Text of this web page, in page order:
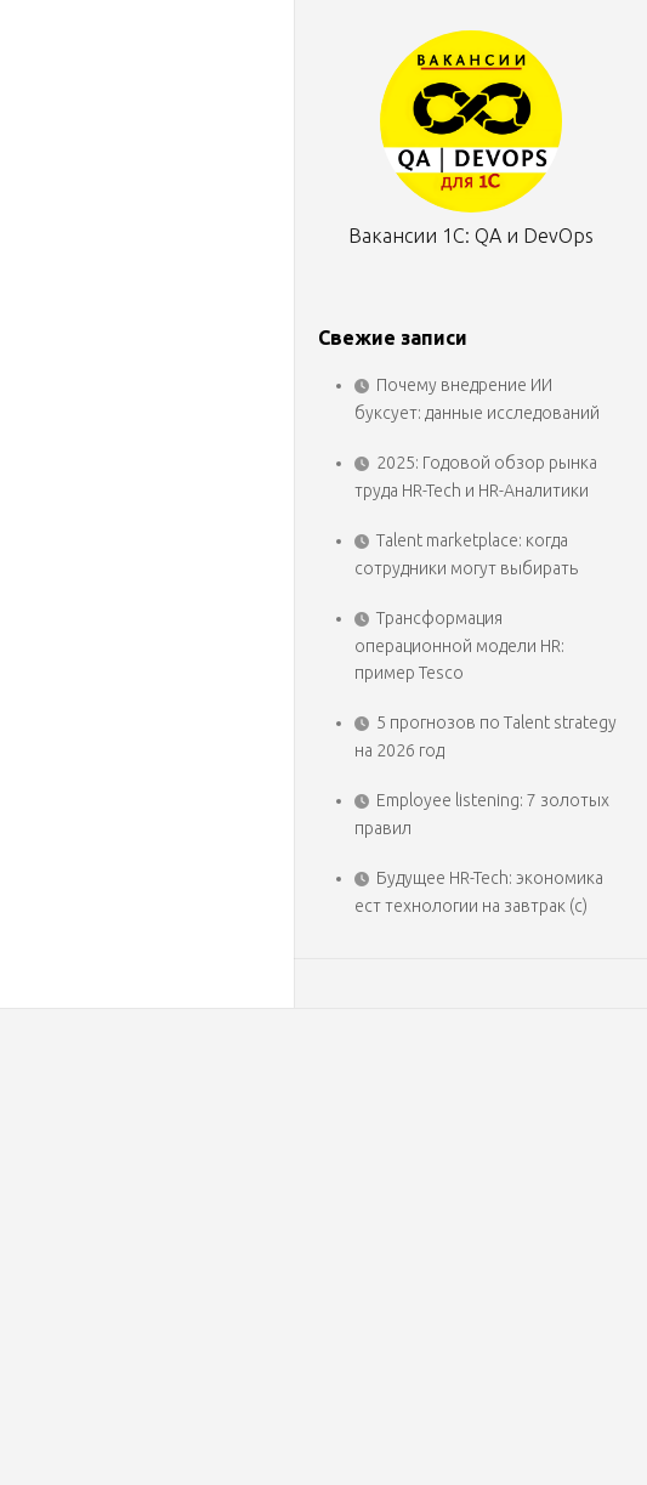
Вакансии 1С: QA и DevOps
Свежие записи
Почему внедрение ИИ
буксует: данные исследований
2025: Годовой обзор рынка
труда HR-Tech и HR-Аналитики
Talent marketplace: когда
сотрудники могут выбирать
Трансформация
операционной модели HR:
пример Tesco
5 прогнозов по Talent strategy
на 2026 год
Employee listening: 7 золотых
правил
Будущее HR-Tech: экономика
ест технологии на завтрак (с)